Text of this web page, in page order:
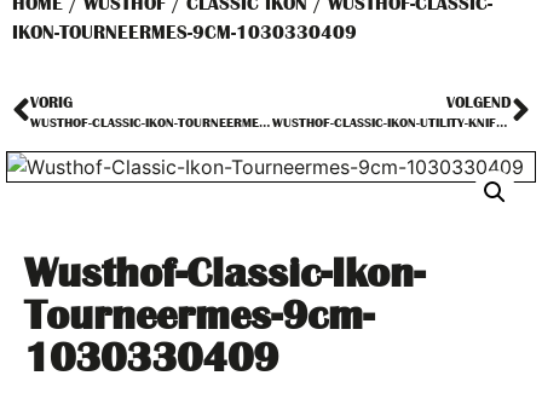
IKON-TOURNEERMES-9CM-1030330409
VORIG
WUSTHOF-CLASSIC-IKON-TOURNEERMES-8CM-1030333208
VOLGEND
WUSTHOF-CLASSIC-IKON-UTILITY-KNIFE-12CM-1030330412
Wusthof-Classic-Ikon-
Tourneermes-9cm-
1030330409